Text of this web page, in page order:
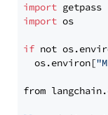
import
import os
if not
  os.environ[
from